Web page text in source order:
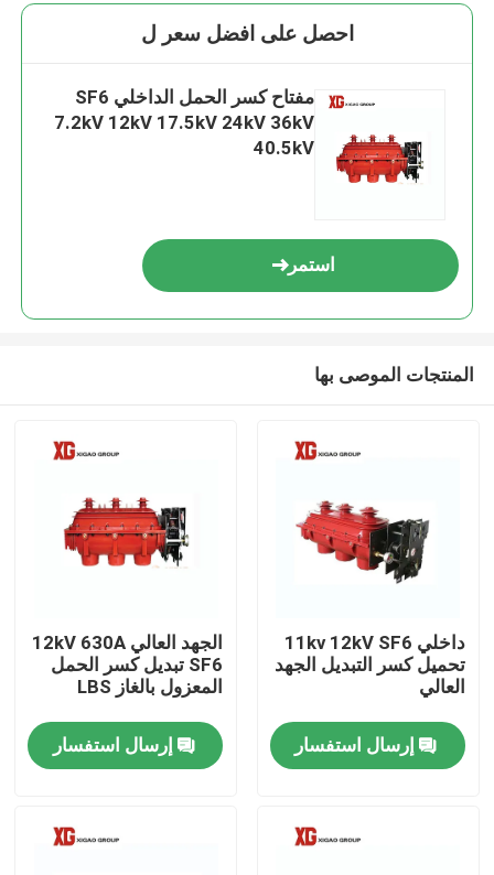
منزل، بيت
احصل على افضل سعر ل
مفتاح كسر الحمل الداخلي SF6
7.2kV 12kV 17.5kV 24kV 36kV
40.5kV
استمر
المنتجات الموصى بها
داخلي 11kv 12kV SF6
تحميل كسر التبديل الجهد
العالي
إرسال استفسار
الجهد العالي 12kV 630A
SF6 تبديل كسر الحمل
المعزول بالغاز LBS
إرسال استفسار